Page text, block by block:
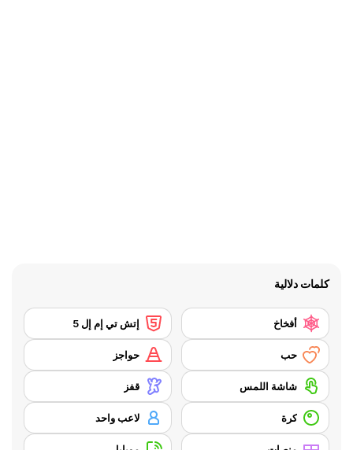
كلمات دلالية
أفخاخ إتش تي إم إل 5
حب حواجز
شاشة اللمس قفز
كرة لاعب واحد